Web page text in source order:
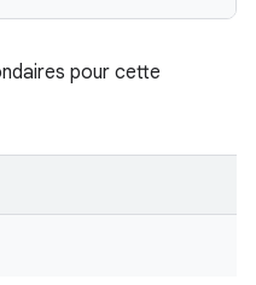
pour cette